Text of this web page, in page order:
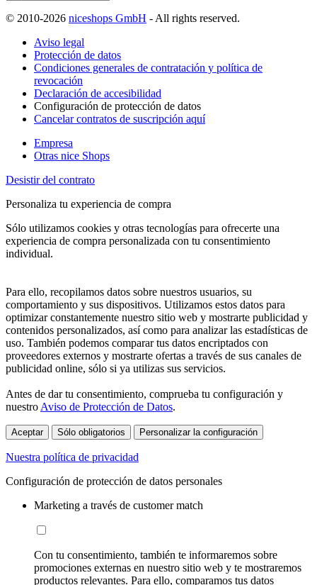
© 2010-2026 niceshops GmbH - All rights reserved.
Aviso legal
Protección de datos
Condiciones generales de contratación y política de
revocación
Declaración de accesibilidad
Configuración de protección de datos
Cancelar contratos de suscripción aquí
Empresa
Otras nice Shops
Desistir del contrato
Personaliza tu experiencia de compra
Sólo utilizamos cookies y otras tecnologías para ofrecerte una
experiencia de compra personalizada con tu consentimiento
individual.
Para ello, recopilamos datos sobre nuestros usuarios, su
comportamiento y sus dispositivos. Utilizamos estos datos para
optimizar constantemente nuestro sitio web y mostrarte publicidad y
contenidos personalizados, así como para analizar las estadísticas de
uso. También podemos comparar tus datos encriptados con
proveedores externos y mostrarte ofertas a través de sus canales de
publicidad online, sólo si ya utilizas sus servicios.
Antes de dar tu consentimiento, comprueba tu configuración y
nuestro Aviso de Protección de Datos.
Aceptar Sólo obligatorios Personalizar la configuración
Nuestra política de privacidad
Configuración de protección de datos personales
Marketing a través de customer match
Con tu consentimiento, también te informaremos sobre
promociones externas en nuestro sitio web y te mostraremos
productos relevantes. Para ello, comparamos tus datos